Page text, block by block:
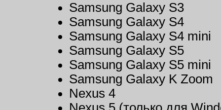
Samsung Galaxy S3
Samsung Galaxy S4
Samsung Galaxy S4 mini
Samsung Galaxy S5
Samsung Galaxy S5 mini
Samsung Galaxy K Zoom
Nexus 4